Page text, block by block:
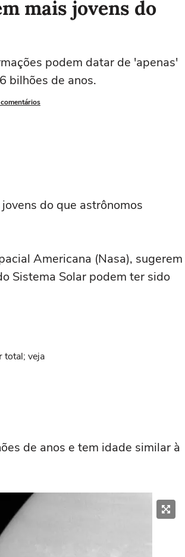
mais jovens do
podem datar de 'apenas'
bilhões de anos.
do que astrônomos
Americana (Nasa), sugerem
Sistema Solar podem ter sido
total; veja
de anos e tem idade similar à